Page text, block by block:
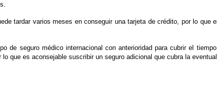
tardar varios meses en conseguir una tarjeta de crédito, por lo que
de seguro médico internacional con anterioridad para cubrir el
que es aconsejable suscribir un seguro adicional que cubra la